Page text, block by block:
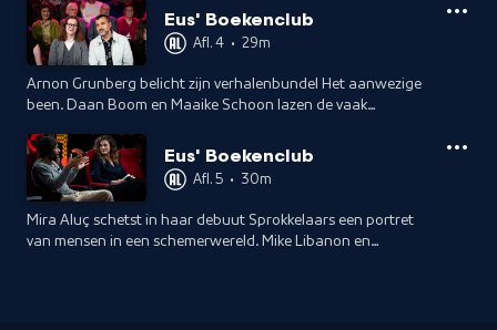
debuteert bij ons als dichter.Eus' Boekenclub
Afl. 4 • 29m
Arnon Grunberg belicht zijn verhalenbundel Het aanwezige
been. Daan Boom en Maaike Schoon lazen de vaak
De Leven van rapper Sef.Eus' Boekenclub
Afl. 5 • 30m
Mira Aluç schetst in haar debuut Sprokkelaars een portret
van mensen in een schemerwereld. Mike Libanon en